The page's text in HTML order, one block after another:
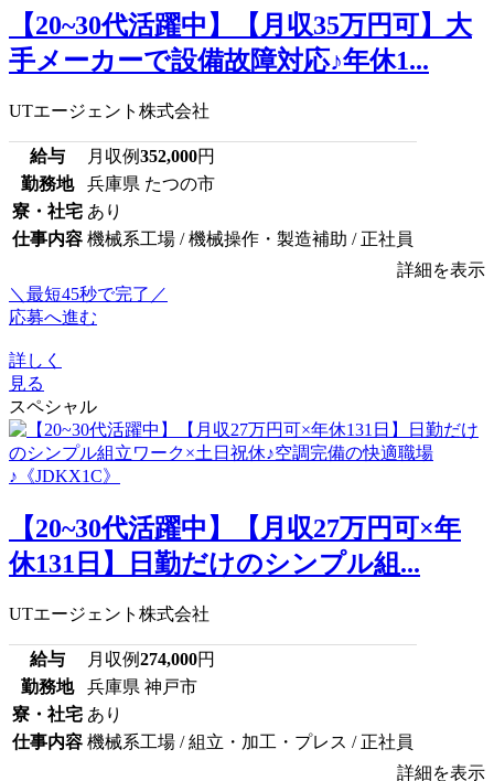
【20~30代活躍中】【月収35万円可】大
手メーカーで設備故障対応♪年休1...
UTエージェント株式会社
給与 月収例352,000円
勤務地
兵庫県 たつの市
寮・社宅 あり
仕事内容 機械系工場 / 機械操作・製造補助 / 正社員
詳細を表示
＼最短45秒で完了／
応募へ進む
詳しく
見る
スペシャル
【20~30代活躍中】【月収27万円可×年
休131日】日勤だけのシンプル組...
UTエージェント株式会社
給与 月収例274,000円
勤務地
兵庫県 神戸市
寮・社宅 あり
仕事内容 機械系工場 / 組立・加工・プレス / 正社員
詳細を表示